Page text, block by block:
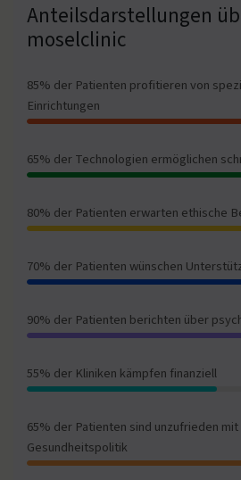
Anteilsdarstellungen
moselclinic
85% der Patienten profitieren von
Einrichtungen
65% der Technologien ermöglichen
80% der Patienten erwarten ethische
70% der Patienten wünschen
90% der Patienten berichten über
55% der Kliniken kämpfen finanziell
65% der Patienten sind unzufrieden
Gesundheitspolitik